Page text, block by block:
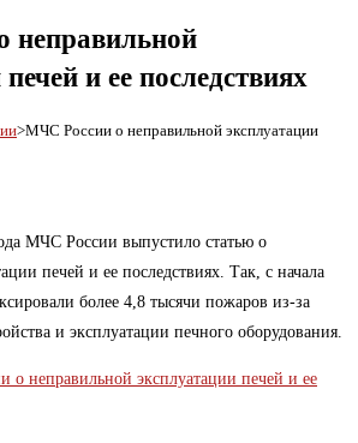
неправильной
и ее последствиях
>МЧС России о неправильной эксплуатации
МЧС России выпустило статью о
печей и ее последствиях. Так, с начала
более 4,8 тысячи пожаров из-за
и эксплуатации печного оборудования.